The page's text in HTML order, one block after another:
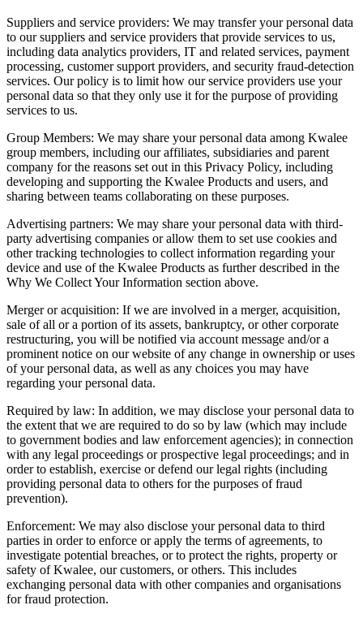
Suppliers and service providers: We may transfer your personal data
to our suppliers and service providers that provide services to us,
including data analytics providers, IT and related services, payment
processing, customer support providers, and security fraud-detection
services. Our policy is to limit how our service providers use your
personal data so that they only use it for the purpose of providing
services to us.
Group Members: We may share your personal data among Kwalee
group members, including our affiliates, subsidiaries and parent
company for the reasons set out in this Privacy Policy, including
developing and supporting the Kwalee Products and users, and
sharing between teams collaborating on these purposes.
Advertising partners: We may share your personal data with third-
party advertising companies or allow them to set use cookies and
other tracking technologies to collect information regarding your
device and use of the Kwalee Products as further described in the
Why We Collect Your Information section above.
Merger or acquisition: If we are involved in a merger, acquisition,
sale of all or a portion of its assets, bankruptcy, or other corporate
restructuring, you will be notified via account message and/or a
prominent notice on our website of any change in ownership or uses
of your personal data, as well as any choices you may have
regarding your personal data.
Required by law: In addition, we may disclose your personal data to
the extent that we are required to do so by law (which may include
to government bodies and law enforcement agencies); in connection
with any legal proceedings or prospective legal proceedings; and in
order to establish, exercise or defend our legal rights (including
providing personal data to others for the purposes of fraud
prevention).
Enforcement: We may also disclose your personal data to third
parties in order to enforce or apply the terms of agreements, to
investigate potential breaches, or to protect the rights, property or
safety of Kwalee, our customers, or others. This includes
exchanging personal data with other companies and organisations
for fraud protection.